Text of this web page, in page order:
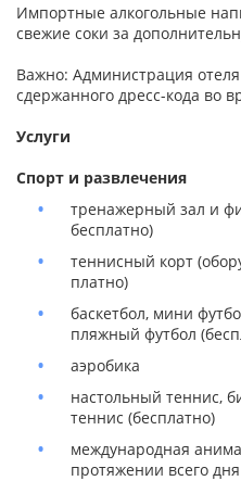
Импортные алкогольные
свежие соки за
Важно: Администрация
сдержанного дресс-кода во
Услуги
Спорт и развлечения
тренажерный зал и
бесплатно)
теннисный корт
платно)
баскетбол, мини
пляжный футбол
аэробика
настольный теннис,
теннис (бесплатно)
международная
протяжении всего